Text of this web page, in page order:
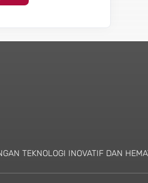
TEKNOLOGI INOVATIF DAN